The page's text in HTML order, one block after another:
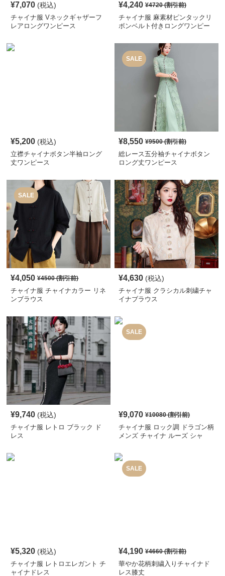
¥7,070 (税込)
チャイナ服 Vネックギャザーフ
レアロングワンピース
¥4,240 ¥4720(割引前)
チャイナ服 麻素材ピンタックリ
ボンベルト付きロングワンピー
¥5,200 (税込)
立襟チャイナボタン半袖ロング
丈ワンピース
SALE
¥8,550 ¥9500(割引前)
総レース五分袖チャイナボタン
ロング丈ワンピース
SALE
¥4,050 ¥4500(割引前)
チャイナ服 チャイナカラー リネ
ンブラウス
¥4,630 (税込)
チャイナ服 クラシカル刺繍チャ
イナブラウス
¥9,740 (税込)
チャイナ服 レトロ ブラック ド
レス
SALE
¥9,070 ¥10080(割引前)
チャイナ服 ロック調 ドラゴン柄
メンズ チャイナ ルーズ シャ
¥5,320 (税込)
チャイナ服 レトロエレガント チ
ャイナドレス
SALE
¥4,190 ¥4660(割引前)
華やか花柄刺繍入りチャイナド
レス膝丈